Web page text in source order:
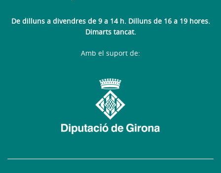
De dilluns a divendres de 9 a 14 h. Dilluns de 16 a 19 hores.
Dimarts tancat.
Amb el suport de: